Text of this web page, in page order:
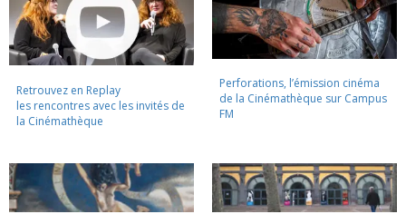
Retrouvez en Replay
les rencontres avec les invités de
la Cinémathèque
Perforations, l’émission cinéma
de la Cinémathèque sur Campus
FM